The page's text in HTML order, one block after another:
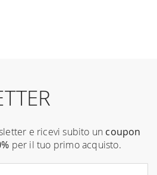
e ricevi subito un coupon
per il tuo primo acquisto.